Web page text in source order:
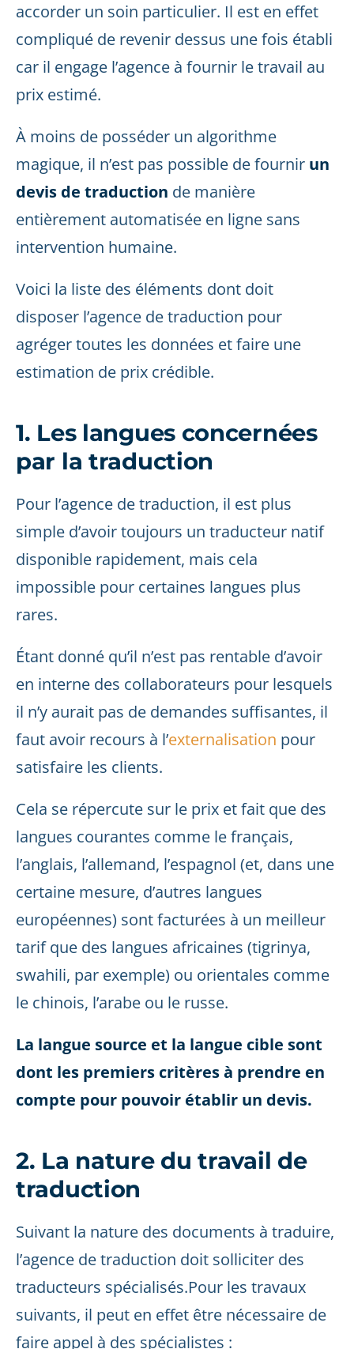
accorder un soin particulier. Il est en effet
compliqué de revenir dessus une fois établi
car il engage l’agence à fournir le travail au
prix estimé.
À moins de posséder un algorithme
magique, il n’est pas possible de fournir un
devis de traduction de manière
entièrement automatisée en ligne sans
intervention humaine.
Voici la liste des éléments dont doit
disposer l’agence de traduction pour
agréger toutes les données et faire une
estimation de prix crédible.
1. Les langues concernées
par la traduction
Pour l’agence de traduction, il est plus
simple d’avoir toujours un traducteur natif
disponible rapidement, mais cela
impossible pour certaines langues plus
rares.
Étant donné qu’il n’est pas rentable d’avoir
en interne des collaborateurs pour lesquels
il n’y aurait pas de demandes suffisantes, il
faut avoir recours à l’externalisation pour
satisfaire les clients.
Cela se répercute sur le prix et fait que des
langues courantes comme le français,
l’anglais, l’allemand, l’espagnol (et, dans une
certaine mesure, d’autres langues
européennes) sont facturées à un meilleur
tarif que des langues africaines (tigrinya,
swahili, par exemple) ou orientales comme
le chinois, l’arabe ou le russe.
La langue source et la langue cible sont
dont les premiers critères à prendre en
compte pour pouvoir établir un devis.
2. La nature du travail de
traduction
Suivant la nature des documents à traduire,
l’agence de traduction doit solliciter des
traducteurs spécialisés.Pour les travaux
suivants, il peut en effet être nécessaire de
faire appel à des spécialistes :